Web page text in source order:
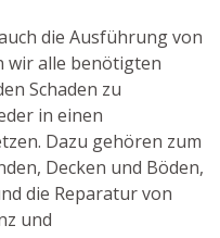
die Ausführung von
wir alle benötigten
Schaden zu
in einen
Dazu gehören zum
Decken und Böden,
die Reparatur von
und